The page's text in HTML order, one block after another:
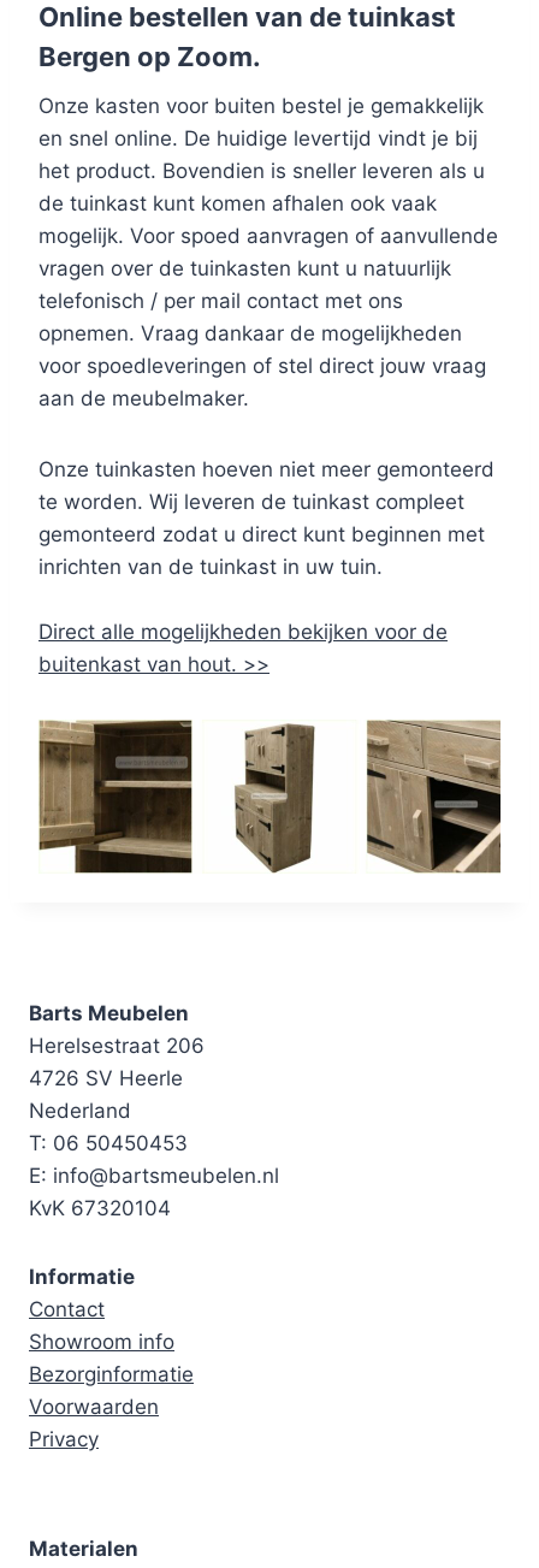
Online bestellen van de tuinkast
Bergen op Zoom.
Onze kasten voor buiten bestel je gemakkelijk
en snel online. De huidige levertijd vindt je bij
het product. Bovendien is sneller leveren als u
de tuinkast kunt komen afhalen ook vaak
mogelijk. Voor spoed aanvragen of aanvullende
vragen over de tuinkasten kunt u natuurlijk
telefonisch / per mail contact met ons
opnemen. Vraag dankaar de mogelijkheden
voor spoedleveringen of stel direct jouw vraag
aan de meubelmaker.
Onze tuinkasten hoeven niet meer gemonteerd
te worden. Wij leveren de tuinkast compleet
gemonteerd zodat u direct kunt beginnen met
inrichten van de tuinkast in uw tuin.
Direct alle mogelijkheden bekijken voor de
buitenkast van hout. >>
Barts Meubelen
Herelsestraat 206
4726 SV Heerle
Nederland
T: 06 50450453
E: info@bartsmeubelen.nl
KvK 67320104
Informatie
Contact
Showroom info
Bezorginformatie
Voorwaarden
Privacy
Materialen